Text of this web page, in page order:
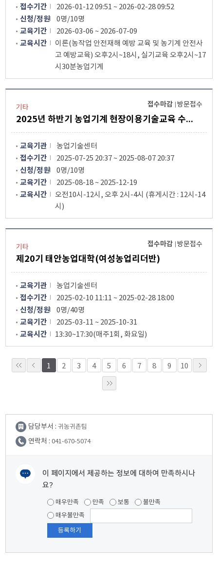
접수기간 2026-01-12 09:51 ~ 2026-02-28 09:52
신청/정원 0명/10명
교육기간 2026-03-06 ~ 2026-07-09
교육시간
이론(농작업 안전재해 예방 교육 및 농기계 안전사
고 예방교육) 오후2시~18시, 실기교육 오후2시~17
시30분농업기계
접수마감 방문접수
기타
2025년 하반기 농업기계 현장이용기술교육 수강생 모집 안내
교육기관 농업기술센터
접수기간 2025-07-25 20:37 ~ 2025-08-07 20:37
신청/정원 0명/10명
교육기간 2025-08-18 ~ 2025-12-19
교육시간
오전10시-12시, 오후 2시-4시 (휴게시간 : 12시-14
시)
접수마감 방문접수
기타
제20기 태안농업대학(여성농업리더반)
교육기관 농업기술센터
접수기간 2025-02-10 11:11 ~ 2025-02-28 18:00
신청/정원 0명/40명
교육기간 2025-03-11 ~ 2025-10-31
교육시간 13:30~17:30(매주1회, 화요일)
1 2 3 4 5 6 7 8 9 10
담당부서 : 귀농귀촌팀
연락처 : 041-670-5074
이 페이지에서 제공하는 정보에 대하여 만족하시나
요?
매우만족 만족 보통
불만족
매우불만족